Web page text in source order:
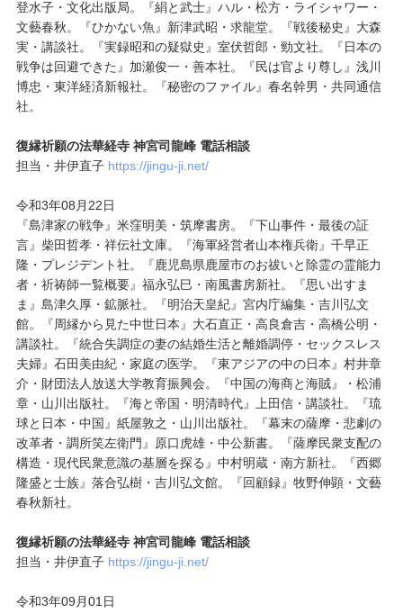
登水子・文化出版局。『絹と武士』ハル・松方・ライシャワー・
文藝春秋。『ひかない魚』新津武昭・求龍堂。『戦後秘史』大森
実・講談社。『実録昭和の疑獄史』室伏哲郎・勁文社。『日本の
戦争は回避できた』加瀬俊一・善本社。『民は官より尊し』浅川
博忠・東洋経済新報社。『秘密のファイル』春名幹男・共同通信
社。
復縁祈願の法華経寺 神宮司龍峰 電話相談
担当・井伊直子 https://jingu-ji.net/
令和3年08月22日
『島津家の戦争』米窪明美・筑摩書房。『下山事件・最後の証
言』柴田哲孝・祥伝社文庫。『海軍経営者山本権兵衛』千早正
隆・プレジデント社。『鹿児島県鹿屋市のお祓いと除霊の霊能力
者・祈祷師一覧概要』福永弘巳・南風書房新社。『思い出すま
ま』島津久厚・鉱脈社。『明治天皇紀』宮内庁編集・吉川弘文
館。『周縁から見た中世日本』大石直正・高良倉吉・高橋公明・
講談社。『統合失調症の妻の結婚生活と離婚調停・セックスレス
夫婦』石田美由紀・家庭の医学。『東アジアの中の日本』村井章
介・財団法人放送大学教育振興会。『中国の海商と海賊』・松浦
章・山川出版社。『海と帝国・明清時代』上田信・講談社。『琉
球と日本・中国』紙屋敦之・山川出版社。『幕末の薩摩・悲劇の
改革者・調所笑左衛門』原口虎雄・中公新書。『薩摩民衆支配の
構造・現代民衆意識の基層を探る』中村明蔵・南方新社。『西郷
隆盛と士族』落合弘樹・吉川弘文館。『回顧録』牧野伸顕・文藝
春秋新社。
復縁祈願の法華経寺 神宮司龍峰 電話相談
担当・井伊直子 https://jingu-ji.net/
令和3年09月01日